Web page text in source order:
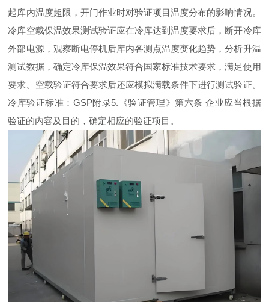
起库内温度超限，开门作业时对验证项目温度分布的影响情况。
冷库空载保温效果测试验证应在冷库达到温度要求后，断开冷库
外部电源，观察断电停机后库内各测点温度变化趋势，分析升温
测试数据，确定冷库保温效果符合国家标准技术要求，满足使用
要求。空载验证符合要求后还应模拟满载条件下进行测试验证。
冷库验证标准：GSP附录5.《验证管理》第六条 企业应当根据
验证的内容及目的，确定相应的验证项目。